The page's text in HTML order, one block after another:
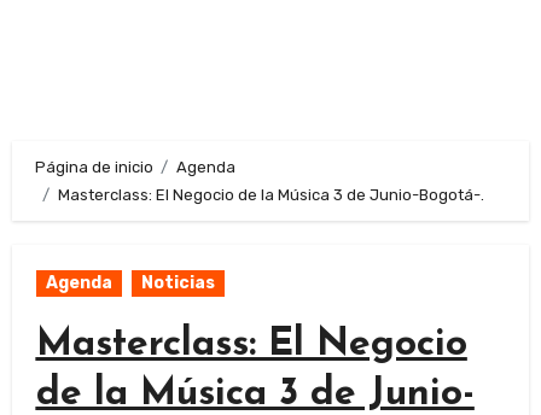
Página de inicio
Agenda
Masterclass: El Negocio de la Música 3 de Junio-Bogotá-.
Agenda Noticias
Masterclass: El Negocio
de la Música 3 de Junio-